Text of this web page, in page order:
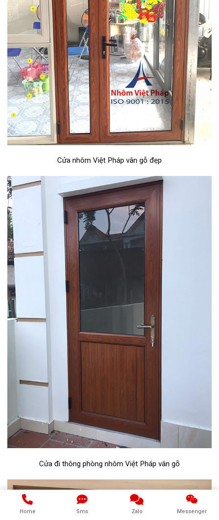
Cửa nhôm Việt Pháp vân gỗ đẹp
Cửa đi thông phòng nhôm Việt Pháp vân gỗ
Home Sms Zalo Messenger